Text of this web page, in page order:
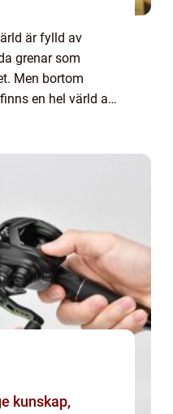
är fylld av
grenar som
Men bortom
en hel värld av